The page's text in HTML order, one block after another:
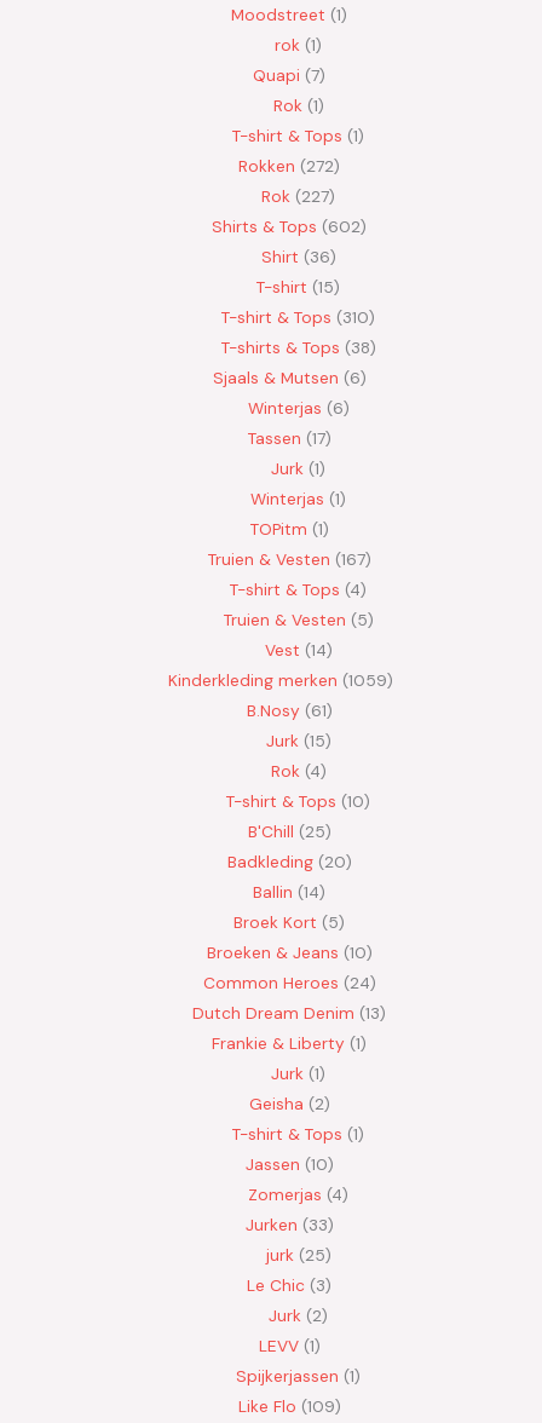
Moodstreet 1
rok 1
Quapi 7
Rok 1
T-shirt & Tops 1
Rokken 272
Rok 227
Shirts & Tops 602
Shirt 36
T-shirt 15
T-shirt & Tops 310
T-shirts & Tops 38
Sjaals & Mutsen 6
Winterjas 6
Tassen 17
Jurk 1
Winterjas 1
TOPitm 1
Truien & Vesten 167
T-shirt & Tops 4
Truien & Vesten 5
Vest 14
Kinderkleding merken 1059
B.Nosy 61
Jurk 15
Rok 4
T-shirt & Tops 10
B'Chill 25
Badkleding 20
Ballin 14
Broek Kort 5
Broeken & Jeans 10
Common Heroes 24
Dutch Dream Denim 13
Frankie & Liberty 1
Jurk 1
Geisha 2
T-shirt & Tops 1
Jassen 10
Zomerjas 4
Jurken 33
jurk 25
Le Chic 3
Jurk 2
LEVV 1
Spijkerjassen 1
Like Flo 109